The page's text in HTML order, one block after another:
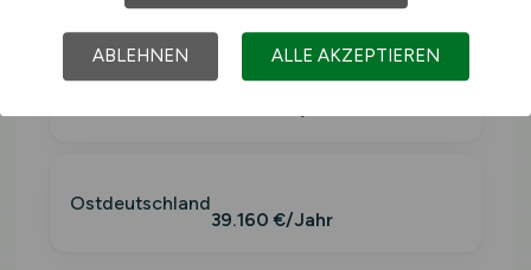
Ostdeutschland
39.160 €/Jahr
ABLEHNEN ALLE AKZEPTIEREN